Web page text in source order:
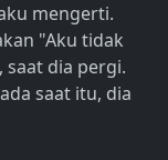
mengerti.
"Aku tidak
dia pergi.
saat itu, dia